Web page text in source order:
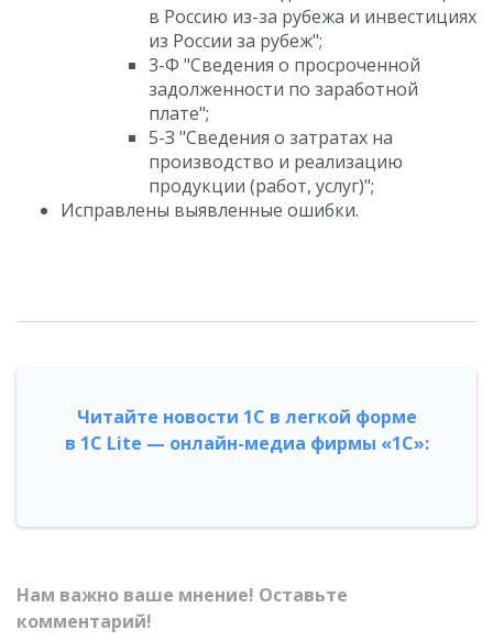
в Россию из-за рубежа и инвестициях
из России за рубеж";
3-Ф "Сведения о просроченной
задолженности по заработной
плате";
5-З "Сведения о затратах на
производство и реализацию
продукции (работ, услуг)";
Исправлены выявленные ошибки.
Читайте новости 1С в легкой форме
в 1С Lite — онлайн-медиа фирмы «1С»:
Нам важно ваше мнение! Оставьте
комментарий!